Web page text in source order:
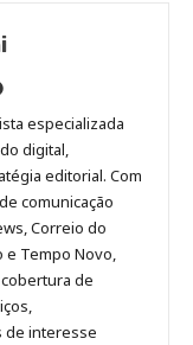
Site
de
Anny
Malagolini
especializada
digital,
editorial. Com
comunicação
Correio do
e Tempo Novo,
de
de interesse